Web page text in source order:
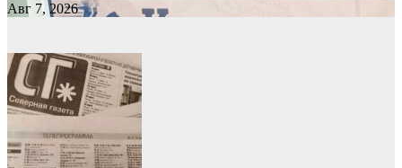
Авг 7, 2026